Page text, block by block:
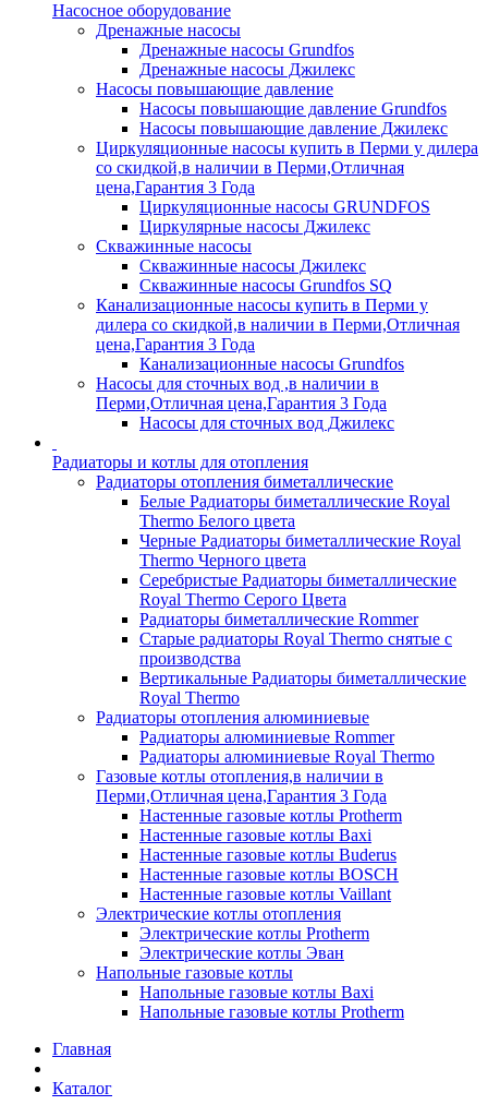
Насосное оборудование
Дренажные насосы
Дренажные насосы Grundfos
Дренажные насосы Джилекс
Насосы повышающие давление
Насосы повышающие давление Grundfos
Насосы повышающие давление Джилекс
Циркуляционные насосы купить в Перми у дилера
со скидкой,в наличии в Перми,Отличная
цена,Гарантия 3 Года
Циркуляционные насосы GRUNDFOS
Циркулярные насосы Джилекс
Скважинные насосы
Скважинные насосы Джилекс
Скважинные насосы Grundfos SQ
Канализационные насосы купить в Перми у
дилера со скидкой,в наличии в Перми,Отличная
цена,Гарантия 3 Года
Канализационные насосы Grundfos
Насосы для сточных вод ,в наличии в
Перми,Отличная цена,Гарантия 3 Года
Насосы для сточных вод Джилекс
Радиаторы и котлы для отопления
Радиаторы отопления биметаллические
Белые Радиаторы биметаллические Royal
Thermo Белого цвета
Черные Радиаторы биметаллические Royal
Thermo Черного цвета
Серебристые Радиаторы биметаллические
Royal Thermo Серого Цвета
Радиаторы биметаллические Rommer
Старые радиаторы Royal Thermo снятые с
производства
Вертикальные Радиаторы биметаллические
Royal Thermo
Радиаторы отопления алюминиевые
Радиаторы алюминиевые Rommer
Радиаторы алюминиевые Royal Thermo
Газовые котлы отопления,в наличии в
Перми,Отличная цена,Гарантия 3 Года
Настенные газовые котлы Protherm
Настенные газовые котлы Baxi
Настенные газовые котлы Buderus
Настенные газовые котлы BOSCH
Настенные газовые котлы Vaillant
Электрические котлы отопления
Электрические котлы Protherm
Электрические котлы Эван
Напольные газовые котлы
Напольные газовые котлы Baxi
Напольные газовые котлы Protherm
Главная
Каталог